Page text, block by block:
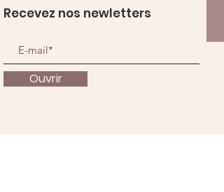
Recevez nos newletters
Ouvrir